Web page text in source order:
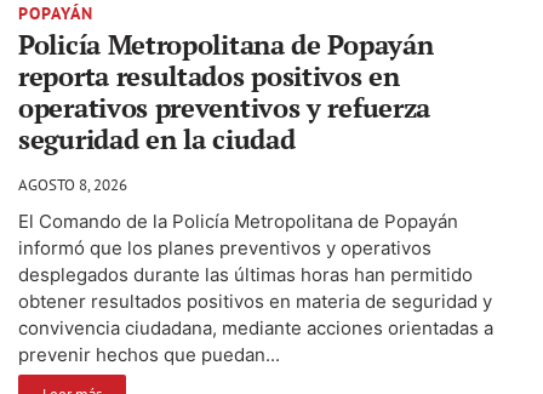
POPAYÁN
Policía Metropolitana de Popayán
reporta resultados positivos en
operativos preventivos y refuerza
seguridad en la ciudad
AGOSTO 8, 2026
El Comando de la Policía Metropolitana de Popayán
informó que los planes preventivos y operativos
desplegados durante las últimas horas han permitido
obtener resultados positivos en materia de seguridad y
convivencia ciudadana, mediante acciones orientadas a
prevenir hechos que puedan...